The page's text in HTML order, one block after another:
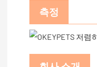
측정